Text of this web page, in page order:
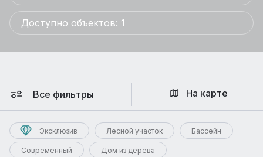
Доступно объектов: 1
Все фильтры
Эксклюзив Лесной участок Бассейн
Современный Дом из дерева
На карте